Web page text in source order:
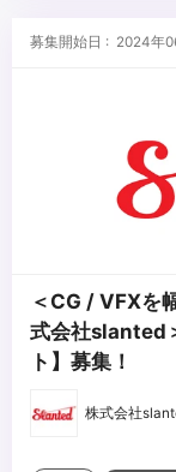
・Unreal Engine、
■求める人物像
・技術的精度とア
募集開始日 : 2024年
＜CG / VFXを
式会社slanted
ト】募集！
株式会社